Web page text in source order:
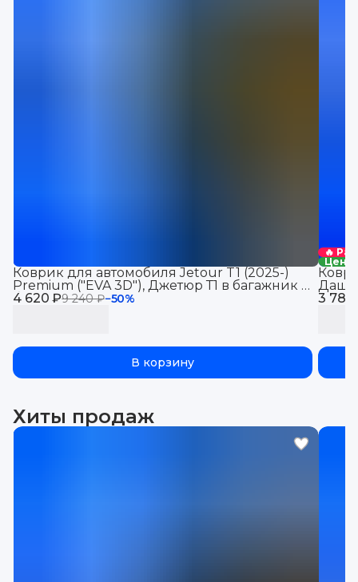
4 620 ₽9 240 ₽−50%
Коврик для автомобиля Jetour T1 (2025-)
Premium ("EVA 3D"), Джетюр Т1 в багажник с
бортиками, эва, eva
В корзину
🔥
Цена
3 780
Хиты продаж